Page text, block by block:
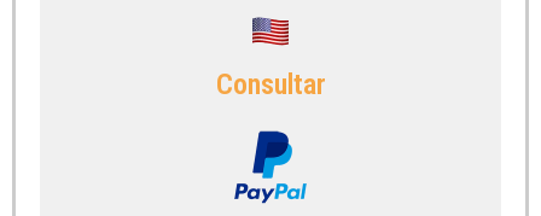
Consultar